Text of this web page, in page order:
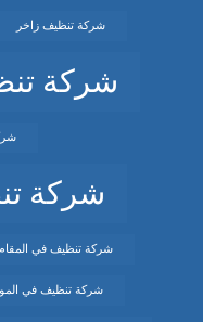
شركة تنظيف زاخر
شركة
شركة
شركة تنظيف في
شركة تنظيف في